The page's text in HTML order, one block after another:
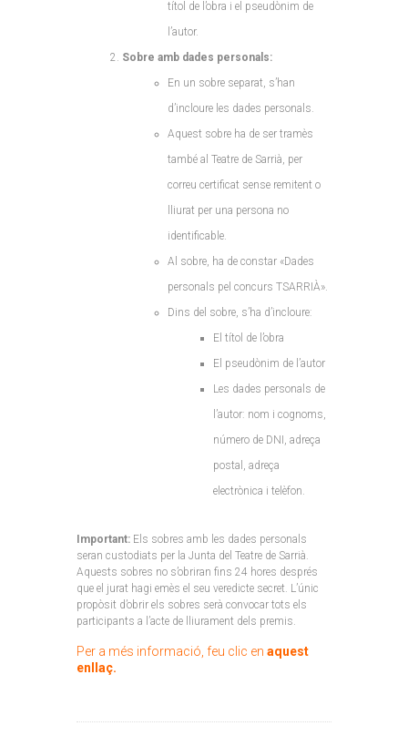
títol de l’obra i el pseudònim de
l’autor.
Sobre amb dades personals:
En un sobre separat, s’han
d’incloure les dades personals.
Aquest sobre ha de ser tramès
també al Teatre de Sarrià, per
correu certificat sense remitent o
lliurat per una persona no
identificable.
Al sobre, ha de constar «Dades
personals pel concurs TSARRIÀ».
Dins del sobre, s’ha d’incloure:
El títol de l’obra
El pseudònim de l’autor
Les dades personals de
l’autor: nom i cognoms,
número de DNI, adreça
postal, adreça
electrònica i telèfon.
Important: Els sobres amb les dades personals
seran custodiats per la Junta del Teatre de Sarrià.
Aquests sobres no s’obriran fins 24 hores després
que el jurat hagi emès el seu veredicte secret. L’únic
propòsit d’obrir els sobres serà convocar tots els
participants a l’acte de lliurament dels premis.
Per a més informació, feu clic en aquest
enllaç.